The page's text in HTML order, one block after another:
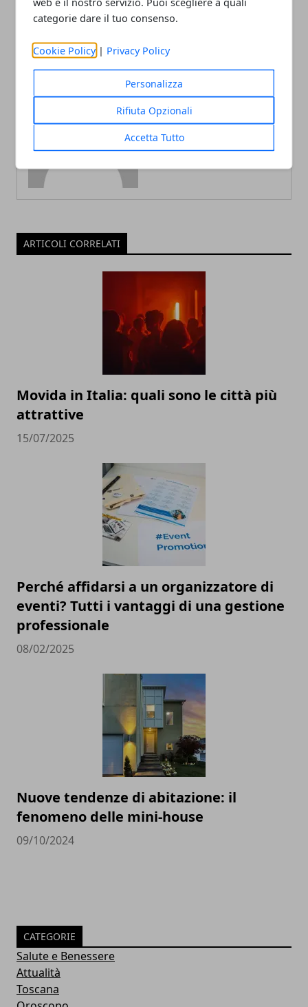
categorie dare il tuo consenso.
Cookie Policy | Privacy Policy
Personalizza
Rifiuta Opzionali
Accetta Tutto
gennaio 2024 insuperabili"
Redazione
ARTICOLI CORRELATI
Movida in Italia: quali sono le città più
attrattive
15/07/2025
Perché affidarsi a un organizzatore di
eventi? Tutti i vantaggi di una gestione
professionale
08/02/2025
Nuove tendenze di abitazione: il
fenomeno delle mini-house
09/10/2024
CATEGORIE
Salute e Benessere
Attualità
Toscana